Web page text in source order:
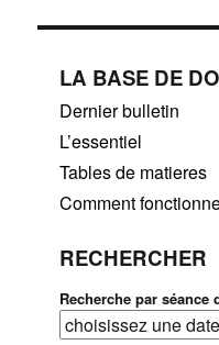
LA BASE DE
Dernier bulletin
L’essentiel
Tables de matieres
Comment
RECHERCHER
Recherche par